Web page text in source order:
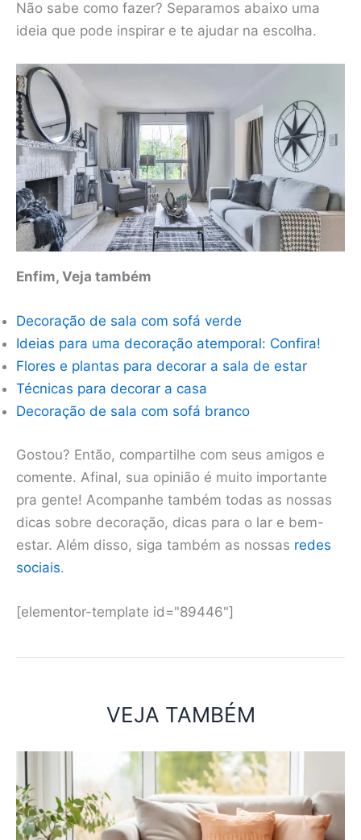
Não sabe como fazer? Separamos abaixo uma
ideia que pode inspirar e te ajudar na escolha.
Enfim, Veja também
Decoração de sala com sofá verde
Ideias para uma decoração atemporal: Confira!
Flores e plantas para decorar a sala de estar
Técnicas para decorar a casa
Decoração de sala com sofá branco
Gostou? Então, compartilhe com seus amigos e
comente. Afinal, sua opinião é muito importante
pra gente! Acompanhe também todas as nossas
dicas sobre decoração, dicas para o lar e bem-
estar. Além disso, siga também as nossas redes
sociais.
[elementor-template id="89446"]
VEJA TAMBÉM